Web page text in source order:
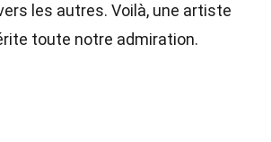
les autres. Voilà, une artiste
toute notre admiration.